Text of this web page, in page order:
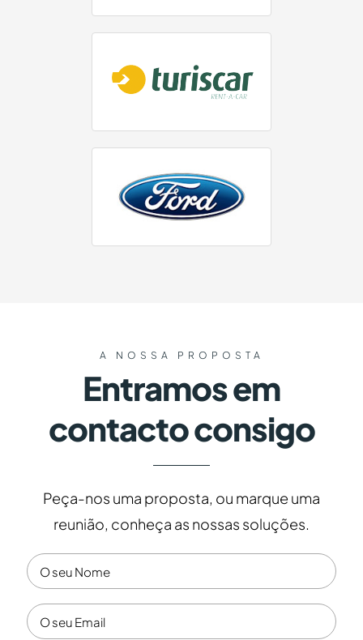
A NOSSA PROPOSTA
Entramos em
contacto consigo
Peça-nos uma proposta, ou marque uma
reunião, conheça as nossas soluções.